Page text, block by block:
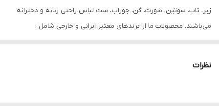
زیر، تاپ، سوتین، شورت، گن، جوراب، ست لباس راحتی زنانه و دخترانه
می‌باشند. محصولات ما از برندهای معتبر ایرانی و خارجی شامل :
نظرات